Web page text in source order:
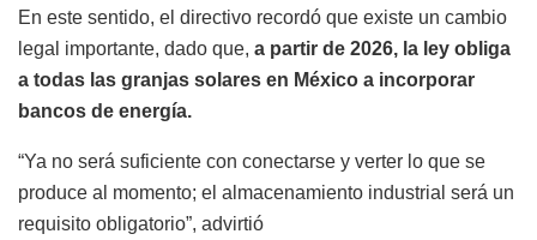
En este sentido, el directivo recordó que existe un cambio
legal importante, dado que, a partir de 2026, la ley obliga
a todas las granjas solares en México a incorporar
bancos de energía.
“Ya no será suficiente con conectarse y verter lo que se
produce al momento; el almacenamiento industrial será un
requisito obligatorio”, advirtió